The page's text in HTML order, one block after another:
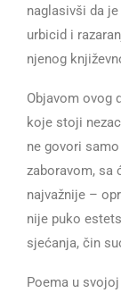
naglasivši da
urbicid i
njenog
Objavom ovog
koje stoji
ne govori
zaboravom, sa
najvažnije –
nije puko
sjećanja, čin
Poema u